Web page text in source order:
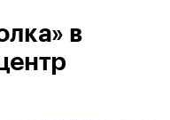
в